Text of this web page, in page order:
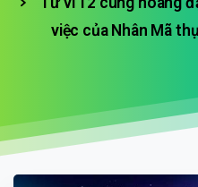
việc của Nhân Mã